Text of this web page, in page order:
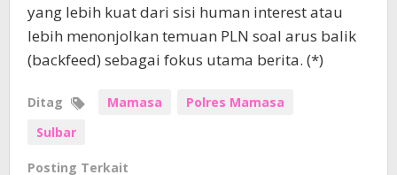
yang lebih kuat dari sisi human interest atau
lebih menonjolkan temuan PLN soal arus balik
(backfeed) sebagai fokus utama berita. (*)
Ditag Mamasa
Polres Mamasa
Sulbar
Posting Terkait